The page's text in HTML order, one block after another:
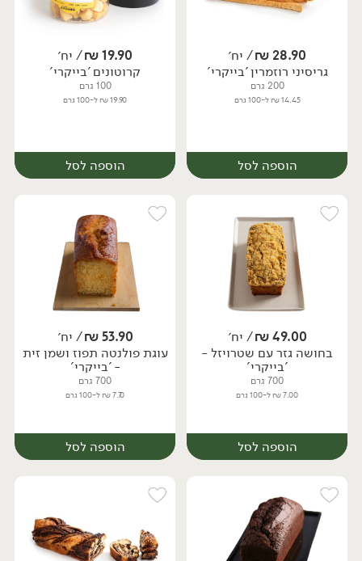
יח׳ יח׳
28.90
₪/ יח׳
גריסיני רוזמרין 'בייקרי'
200 גרם
14.45 ₪ ל-100 גרם
הוספה לסל
יח׳
19.90
₪/ יח׳
קרוטונים 'בייקרי'
100 גרם
19.90 ₪ ל-100 גרם
הוספה לסל
יח׳
49.00
₪/ יח׳
בחושה גזר עם שטרויזל -
'בייקרי'
700 גרם
7.00 ₪ ל-100 גרם
הוספה לסל
53.90
₪/ יח׳
עוגת פולנטה תפוז ושמן זית
- 'בייקרי'
700 גרם
7.70 ₪ ל-100 גרם
הוספה לסל